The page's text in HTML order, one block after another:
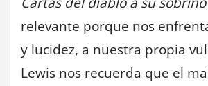
relevante porque nos
y lucidez, a nuestra propia
Lewis nos recuerda que el